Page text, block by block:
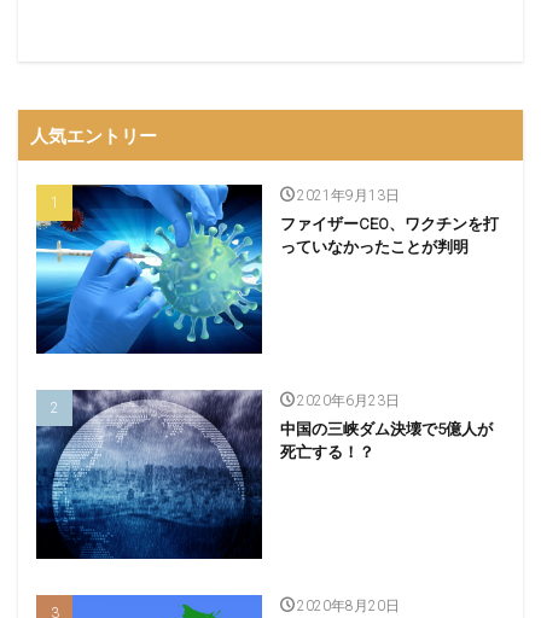
人気エントリー
2021年9月13日
ファイザーCEO、ワクチンを打
っていなかったことが判明
2020年6月23日
中国の三峡ダム決壊で5億人が
死亡する！？
2020年8月20日